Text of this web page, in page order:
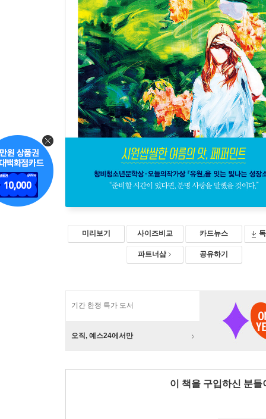
미리보기 사이즈비교 카드뉴스
파트너샵 공유하기
기간 한정 특가 도서
오직, 예스24에서만
이 책을 구입하신 분